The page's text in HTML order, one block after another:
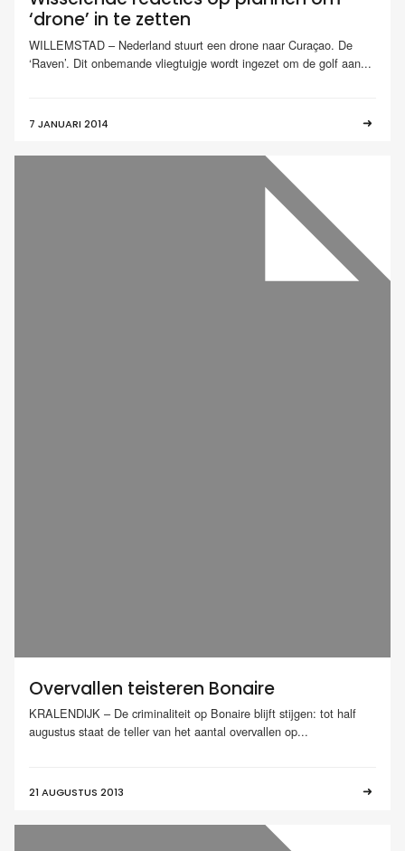
‘drone’ in te zetten
WILLEMSTAD – Nederland stuurt een drone naar Curaçao. De
‘Raven’. Dit onbemande vliegtuigje wordt ingezet om de golf aan...
7 JANUARI 2014
Overvallen teisteren Bonaire
KRALENDIJK – De criminaliteit op Bonaire blijft stijgen: tot half
augustus staat de teller van het aantal overvallen op...
21 AUGUSTUS 2013